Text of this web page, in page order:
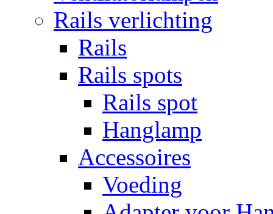
Rails verlichting
Rails
Rails spots
Rails spot
Hanglamp
Accessoires
Voeding